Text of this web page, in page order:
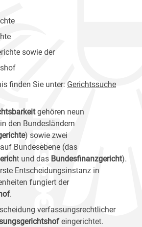
sowie der
finden Sie unter: Gerichtssuche
gehören neun
den Bundesländern
) sowie zwei
Bundesebene (das
t und das Bundesfinanzgericht).
Entscheidungsinstanz in
fungiert der
.
verfassungsrechtlicher
eingerichtet.